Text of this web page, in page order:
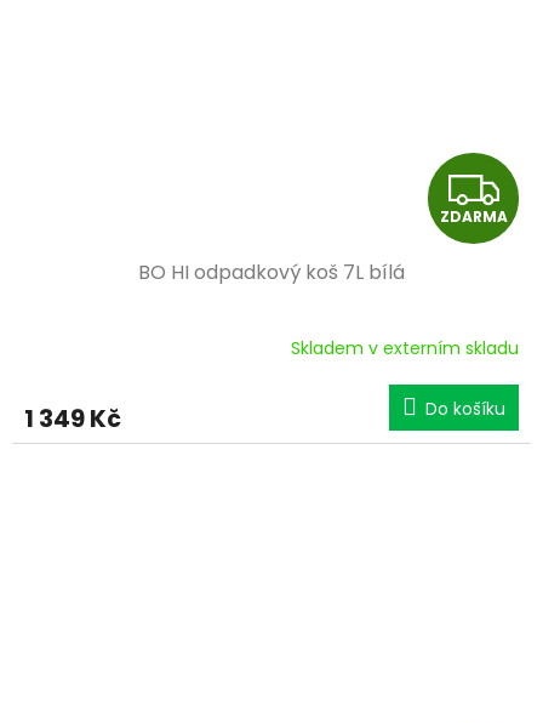
Z
D
R
M
A
ZDARMA
BO HI odpadkový koš 7L bílá
Skladem v externím skladu
1 349 Kč Do košíku